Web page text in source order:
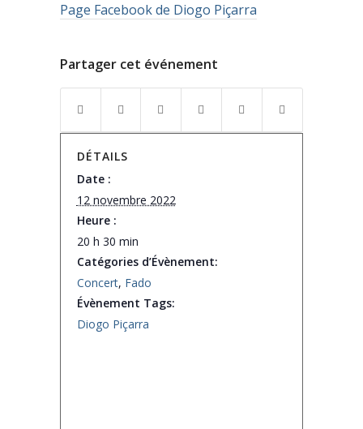
Page Facebook de Diogo Piçarra
Partager cet événement
DÉTAILS
Date :
12 novembre 2022
Heure :
20 h 30 min
Catégories d’Évènement:
Concert, Fado
Évènement Tags:
Diogo Piçarra